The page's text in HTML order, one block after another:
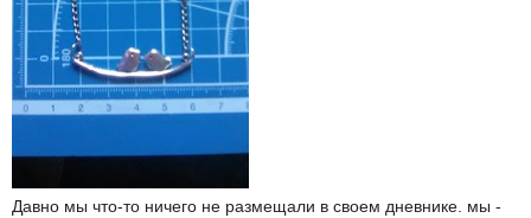
Давно мы что-то ничего не размещали в своем дневнике. мы -